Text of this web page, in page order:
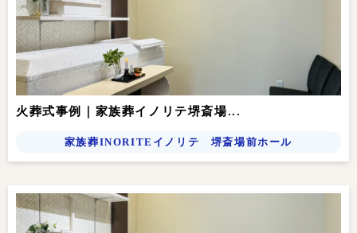
火葬式事例｜家族葬イノリテ堺斎場...
家族葬INORITEイノリテ 堺斎場前ホール